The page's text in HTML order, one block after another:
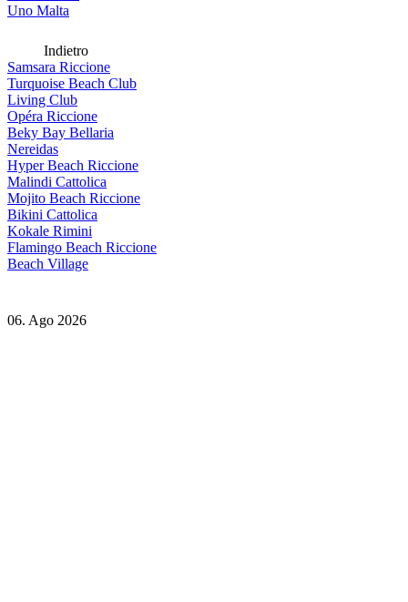
Uno Malta
Indietro
Samsara Riccione
Turquoise Beach Club
Living Club
Opéra Riccione
Beky Bay Bellaria
Nereidas
Hyper Beach Riccione
Malindi Cattolica
Mojito Beach Riccione
Bikini Cattolica
Kokale Rimini
Flamingo Beach Riccione
Beach Village
06. Ago 2026